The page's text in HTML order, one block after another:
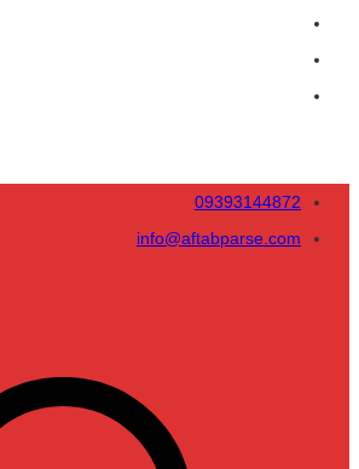
09393144872
info@aftabparse.com